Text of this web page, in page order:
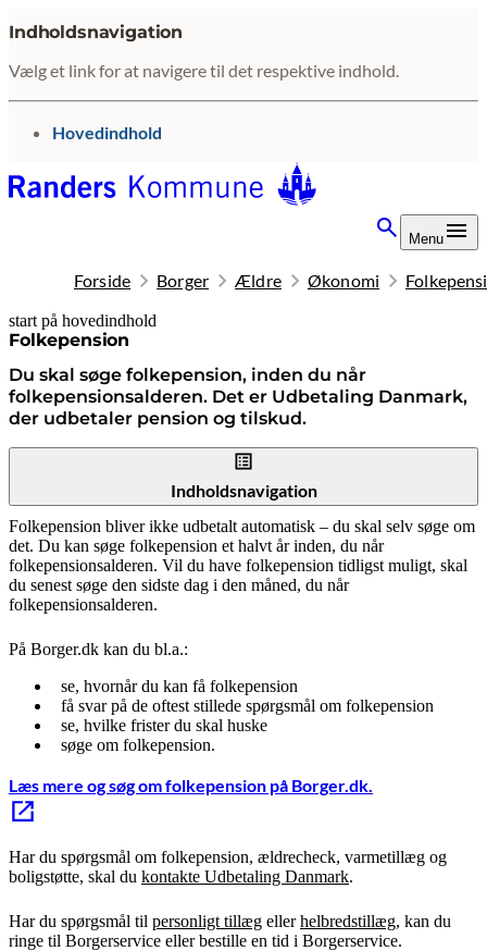
Indholdsnavigation
Vælg et link for at navigere til det respektive indhold.
gå til
Hovedindhold
Menu
Forside Borger Ældre Økonomi
start på hovedindhold
Folkepension
Du skal søge folkepension, inden du når
folkepensionsalderen. Det er Udbetaling Danmark,
der udbetaler pension og tilskud.
senest opdateret 20. januar 2026
Indholdsnavigation
Folkepension bliver ikke udbetalt automatisk – du skal selv søge om
det. Du kan søge folkepension et halvt år inden, du når
folkepensionsalderen. Vil du have folkepension tidligst muligt, skal
du senest søge den sidste dag i den måned, du når
folkepensionsalderen.
På Borger.dk kan du bl.a.:
se, hvornår du kan få folkepension
få svar på de oftest stillede spørgsmål om folkepension
se, hvilke frister du skal huske
søge om folkepension.
Læs mere og søg om folkepension på Borger.dk.
Har du spørgsmål om folkepension, ældrecheck, varmetillæg og
boligstøtte, skal du kontakte Udbetaling Danmark.
Har du spørgsmål til personligt tillæg ellerhelbredstillæg, kan du
ringe til Borgerservice eller bestille en tid i Borgerservice.